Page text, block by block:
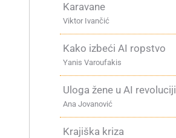
Karavane
Viktor Ivančić
Kako izbeći AI ropstvo
Yanis Varoufakis
Uloga žene u AI revoluciji
Ana Jovanović
Krajiška kriza